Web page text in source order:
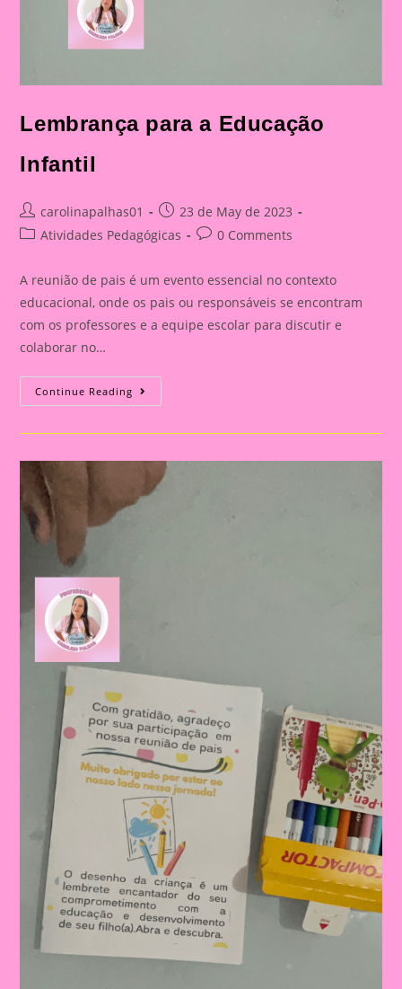
Lembrança para a Educação
Infantil
Post
author:
carolinapalhas01
Post
published:
23 de May de 2023
PostAtividades Pedagógicas
Post0 Comments
A reunião de pais é um evento essencial no contexto
educacional, onde os pais ou responsáveis se encontram
com os professores e a equipe escolar para discutir e
colaborar no…
Continue Reading Lembrança
Para
Educação